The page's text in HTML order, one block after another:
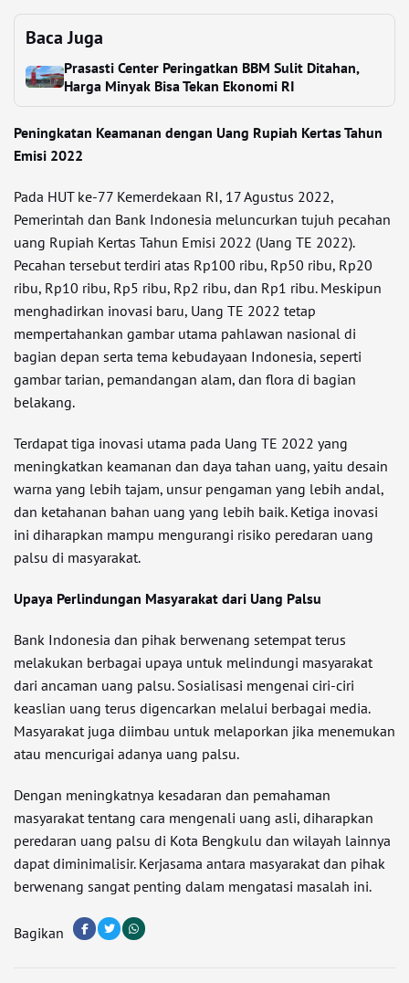
Baca Juga
Prasasti Center Peringatkan BBM Sulit Ditahan,
Harga Minyak Bisa Tekan Ekonomi RI
Peningkatan Keamanan dengan Uang Rupiah Kertas Tahun
Emisi 2022
Pada HUT ke-77 Kemerdekaan RI, 17 Agustus 2022,
Pemerintah dan Bank Indonesia meluncurkan tujuh pecahan
uang Rupiah Kertas Tahun Emisi 2022 (Uang TE 2022).
Pecahan tersebut terdiri atas Rp100 ribu, Rp50 ribu, Rp20
ribu, Rp10 ribu, Rp5 ribu, Rp2 ribu, dan Rp1 ribu. Meskipun
menghadirkan inovasi baru, Uang TE 2022 tetap
mempertahankan gambar utama pahlawan nasional di
bagian depan serta tema kebudayaan Indonesia, seperti
gambar tarian, pemandangan alam, dan flora di bagian
belakang.
Terdapat tiga inovasi utama pada Uang TE 2022 yang
meningkatkan keamanan dan daya tahan uang, yaitu desain
warna yang lebih tajam, unsur pengaman yang lebih andal,
dan ketahanan bahan uang yang lebih baik. Ketiga inovasi
ini diharapkan mampu mengurangi risiko peredaran uang
palsu di masyarakat.
Upaya Perlindungan Masyarakat dari Uang Palsu
Bank Indonesia dan pihak berwenang setempat terus
melakukan berbagai upaya untuk melindungi masyarakat
dari ancaman uang palsu. Sosialisasi mengenai ciri-ciri
keaslian uang terus digencarkan melalui berbagai media.
Masyarakat juga diimbau untuk melaporkan jika menemukan
atau mencurigai adanya uang palsu.
Dengan meningkatnya kesadaran dan pemahaman
masyarakat tentang cara mengenali uang asli, diharapkan
peredaran uang palsu di Kota Bengkulu dan wilayah lainnya
dapat diminimalisir. Kerjasama antara masyarakat dan pihak
berwenang sangat penting dalam mengatasi masalah ini.
Bagikan